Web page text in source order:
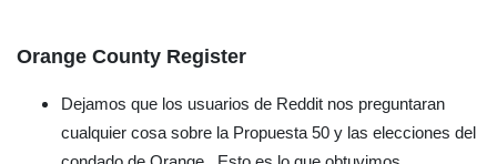
Orange County Register
Dejamos que los usuarios de Reddit nos preguntaran
cualquier cosa sobre la Propuesta 50 y las elecciones del